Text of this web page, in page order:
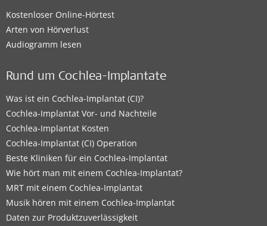
Kostenloser Online-Hörtest
Arten von Hörverlust
Audiogramm lesen
Rund um Cochlea-Implantate
Was ist ein Cochlea-Implantat (CI)?
Cochlea-Implantat Vor- und Nachteile
Cochlea-Implantat Kosten
Cochlea-Implantat (CI) Operation
Beste Kliniken für ein Cochlea-Implantat
Wie hört man mit einem Cochlea-Implantat?
MRT mit einem Cochlea-Implantat
Musik hören mit einem Cochlea-Implantat
Daten zur Produktzuverlässigkeit